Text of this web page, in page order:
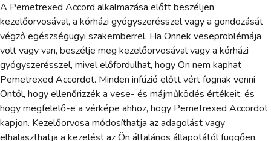
A Pemetrexed Accord alkalmazása előtt beszéljen
kezelőorvosával, a kórházi gyógyszerésszel vagy a gondozását
végző egészségügyi szakemberrel. Ha Önnek veseproblémája
volt vagy van, beszélje meg kezelőorvosával vagy a kórházi
gyógyszerésszel, mivel előfordulhat, hogy Ön nem kaphat
Pemetrexed Accordot. Minden infúzió előtt vért fognak venni
Öntől, hogy ellenőrizzék a vese- és májműködés értékeit, és
hogy megfelelő-e a vérképe ahhoz, hogy Pemetrexed Accordot
kapjon. Kezelőorvosa módosíthatja az adagolást vagy
elhalaszthatja a kezelést az Ön általános állapotától függően,